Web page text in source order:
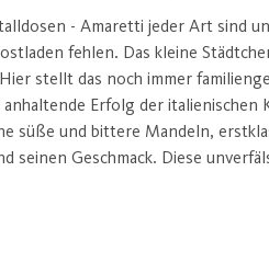
- Amaretti jeder Art sind
fehlen. Das kleine
stellt das noch immer
Erfolg der italienischen
süße und bittere Mandeln,
seinen Geschmack. Diese